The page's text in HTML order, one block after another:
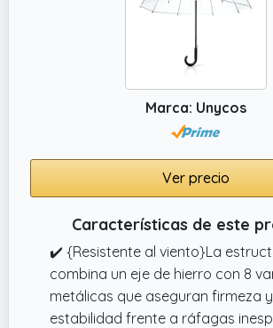
✔️ {Resistente al viento}La
metálicas que aseguran firmeza y
estabilidad frente a ráfagas
Marca: Unycos
Ver precio
Características de este
✔️ {Resistente al viento}La
combina un eje de hierro con 8
metálicas que aseguran firmeza
estabilidad frente a ráfagas